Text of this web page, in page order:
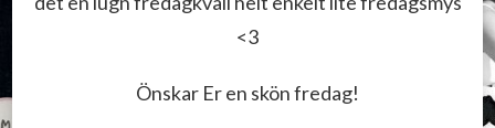
<3
Önskar Er en skön fredag!